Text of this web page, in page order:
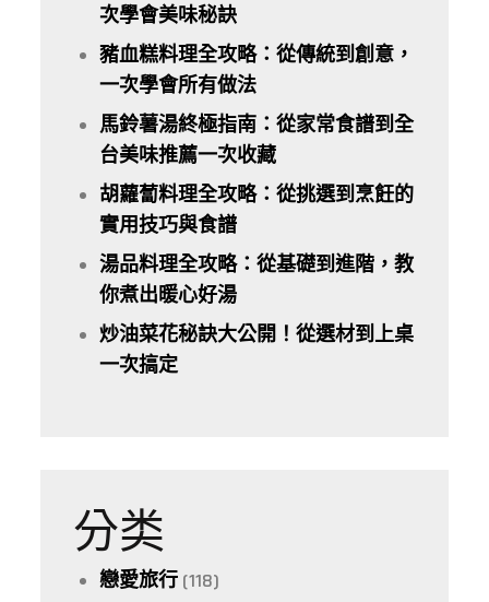
次學會美味秘訣
豬血糕料理全攻略：從傳統到創意，
一次學會所有做法
馬鈴薯湯終極指南：從家常食譜到全
台美味推薦一次收藏
胡蘿蔔料理全攻略：從挑選到烹飪的
實用技巧與食譜
湯品料理全攻略：從基礎到進階，教
你煮出暖心好湯
炒油菜花秘訣大公開！從選材到上桌
一次搞定
分类
戀愛旅行 (118)